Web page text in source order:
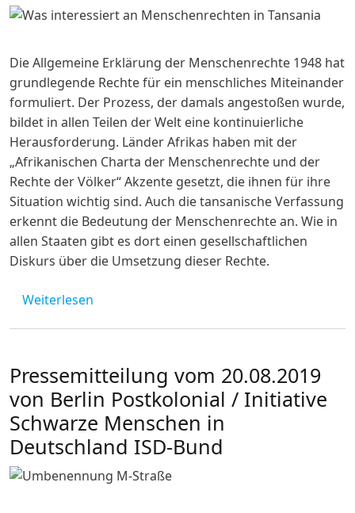
Die Allgemeine Erklärung der Menschenrechte 1948 hat
grundlegende Rechte für ein menschliches Miteinander
formuliert. Der Prozess, der damals angestoßen wurde,
bildet in allen Teilen der Welt eine kontinuierliche
Herausforderung. Länder Afrikas haben mit der
„Afrikanischen Charta der Menschenrechte und der
Rechte der Völker“ Akzente gesetzt, die ihnen für ihre
Situation wichtig sind. Auch die tansanische Verfassung
erkennt die Bedeutung der Menschenrechte an. Wie in
allen Staaten gibt es dort einen gesellschaftlichen
Diskurs über die Umsetzung dieser Rechte.
Weiterlesen
Pressemitteilung vom 20.08.2019
von Berlin Postkolonial / Initiative
Schwarze Menschen in
Deutschland ISD-Bund